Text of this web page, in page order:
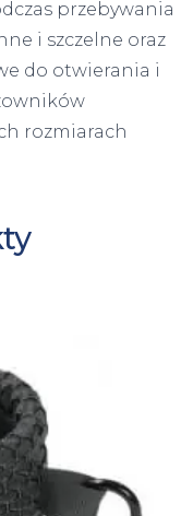
przebywania
i szczelne oraz
do otwierania i
rozmiarach